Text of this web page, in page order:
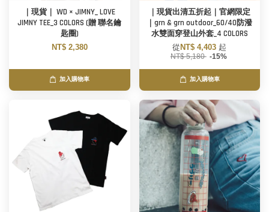
｜現貨｜ WD × JIMNY_ LOVE
JIMNY TEE_3 COLORS (贈 聯名鑰
匙圈)
NT$ 2,380
加入購物車
｜現貨出清五折起｜官網限定
｜grn & grn outdoor_60/40防潑
水雙面穿登山外套_4 COLORS
從 NT$ 4,403 起
NT$ 5,180 -15%
加入購物車